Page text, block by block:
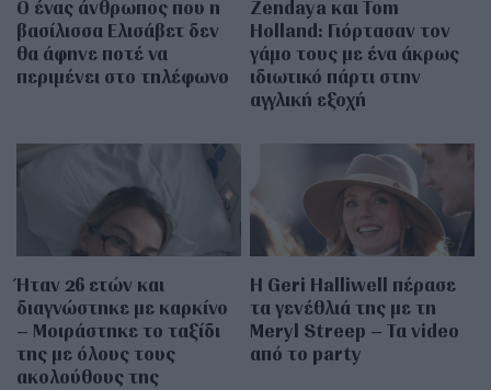
Ο ένας άνθρωπος που η
βασίλισσα Ελισάβετ δεν
θα άφηνε ποτέ να
περιμένει στο τηλέφωνο
Zendaya και Tom
Holland: Γιόρτασαν τον
γάμο τους με ένα άκρως
ιδιωτικό πάρτι στην
αγγλική εξοχή
Ήταν 26 ετών και
διαγνώστηκε με καρκίνο
– Μοιράστηκε το ταξίδι
της με όλους τους
ακολούθους της
Η Geri Halliwell πέρασε
τα γενέθλιά της με τη
Meryl Streep – Τα video
από το party